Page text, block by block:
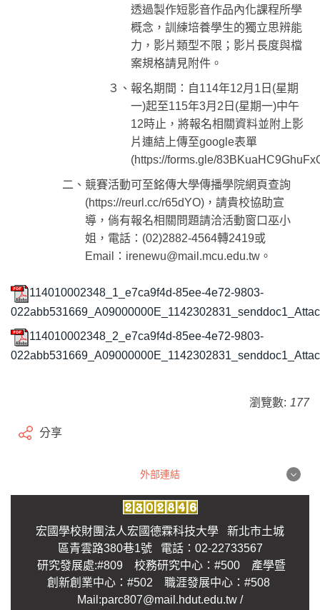
透過製作短影音作品內化課程所學
概念，訓練培養學生的獨立思辨能
力，影片類型不限；影片長度與檔
案規格請見附件。
３、報名期間：自114年12月1日(星期
一)起至115年3月2日(星期一)中午
12時止，將報名相關資料並附上影
片連結上傳至google表單
(https://forms.gle/
二、競賽活動可至銘傳大學傳播學院網頁查詢
(https://reurl.cc/r65dYO)，請貴校協助宣
導，倘有報名相關問題請洽活動窗口巫小
姐，電話：(02)2882-4564轉2419或
Email：irenewu@mail.mcu.edu.tw。
114010002348_1_e7ca9f4d-85ee-4e72-9803-
114010002348_2_e7ca9f4d-85ee-4e72-9803-
瀏覽數: 177
分享
外部連結
宏國學校財團法人宏國德霖科技大學 新北市土城
區青雲路380巷1號 電話：02-22733567
研究發展處:#809 校務研究中心：#500 產學暨
創新創業中心：#502 職涯發展中心：#508
Mail:parc807@mail.hdut.edu.tw /